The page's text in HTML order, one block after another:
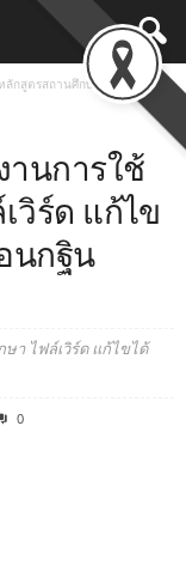
กสูตรสถานศึกษา ไฟล์เวิร์ด
านการใช้
วิร์ด แก้ไข
นกฐิน
า ไฟล์เวิร์ด แก้ไขได้
0